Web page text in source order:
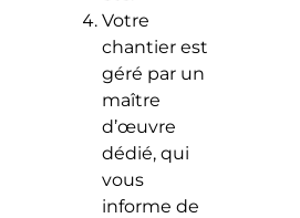
Votre
chantier est
géré par un
maître
d’œuvre
dédié, qui
vous
informe de